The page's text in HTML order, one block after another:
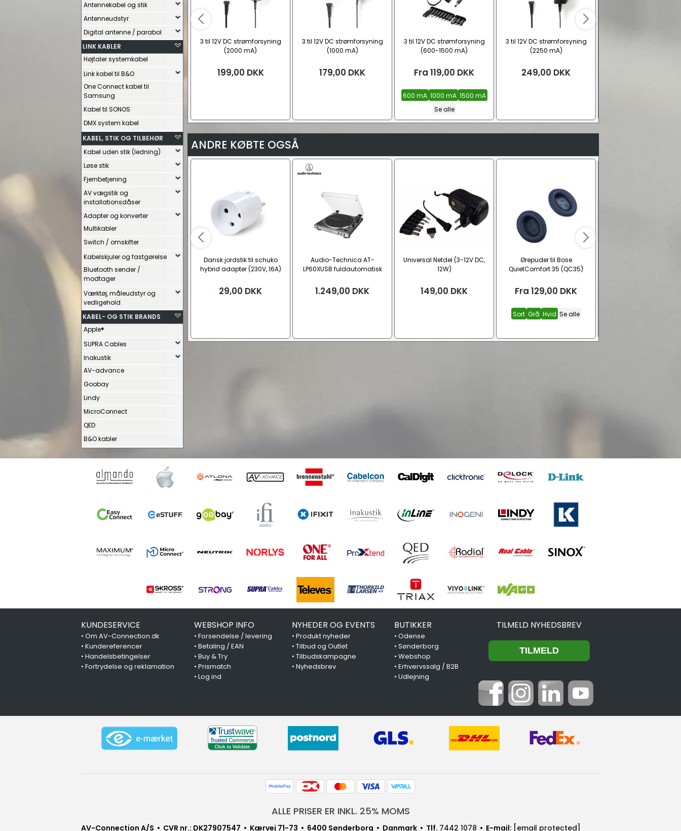
Antennekabel og stik
Antenneudstyr
Digital antenne / parabol
LINK KABLER
Højtaler systemkabel
Link kabel til B&O
One Connect kabel til
Samsung
Kabel til SONOS
DMX system kabel
KABEL, STIK OG TILBEHØR
Kabel uden stik (ledning)
Løse stik
Fjernbetjening
AV vægstik og
installationsdåser
Adapter og konverter
Multikabler
Switch / omskifter
Kabelskjuler og fastgørelse
Bluetooth sender /
modtager
Værktøj, måleudstyr og
vedligehold
KABEL- OG STIK BRANDS
Apple®
SUPRA Cables
Inakustik
AV-advance
Goobay
Lindy
MicroConnect
QED
B&O kabler
3 til 12V DC strømforsyning
(2000 mA)
199,00 DKK
3 til 12V DC strømforsyning
(1000 mA)
179,00 DKK
3 til 12V DC strømforsyning
(600-1500 mA)
Fra 119,00 DKK
600 mA 1000 mA 1500 mA
Se alle
3 til 12V DC strømforsyning
(2250 mA)
249,00 DKK
ANDRE KØBTE OGSÅ
Dansk jordstik til schuko
hybrid adapter (230V, 16A)
29,00 DKK
Audio-Technica AT-
LP60XUSB fuldautomatisk
1.249,00 DKK
Universal Netdel (3-12V DC,
12W)
149,00 DKK
Ørepuder til Bose
QuietComfort 35 (QC35)
Fra 129,00 DKK
Sort Grå Hvid Se alle
KUNDESERVICE
• Om AV-Connection.dk
• Kundereferencer
• Handelsbetingelser
• Fortrydelse og reklamation
WEBSHOP INFO
• Forsendelse / levering
• Betaling / EAN
• Buy & Try
• Prismatch
• Log ind
NYHEDER OG EVENTS
• Produkt nyheder
• Tilbud og Outlet
• Tilbudskampagne
• Nyhedsbrev
BUTIKKER
•Odense
•Sønderborg
•Webshop
•Erhvervssalg / B2B
•Udlejning
TILMELD NYHEDSBREV
ALLE PRISER ER INKL. 25% MOMS
AV-Connection A/S • CVR nr.: DK27907547 • Kærvej 71-73 • 6400 Sønderborg • Danmark • Tlf. 7442 1078 • E-mail: [email protected]